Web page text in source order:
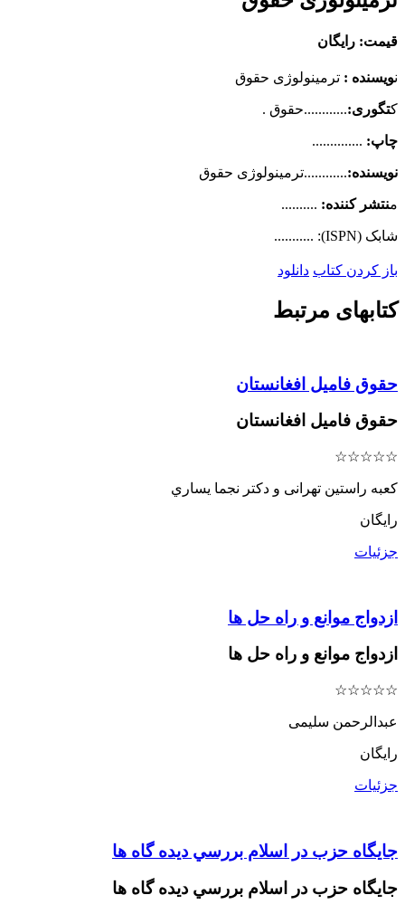
قیمت: رایگان
نویسنده : ترمینولوژی حقوق
کتگوری:............حقوق .
چاپ: ..............
نویسنده:............ترمینولوژی حقوق
منتشر کننده: ..........
شابک (ISPN): ...........
باز کردن کتاب دانلود
کتابهای مرتبط
حقوق فامیل افغانستان
حقوق فامیل افغانستان
☆
☆
☆
☆
☆
کعبه راستین تهرانی و دکتر نجما یساري
رایگان
جزئیات
ازدواج موانع و راه حل ها
ازدواج موانع و راه حل ها
☆
☆
☆
☆
☆
عبدالرحمن سلیمی
رایگان
جزئیات
جايگاه حزب در اسلام بررسي دیده گاه ها
جايگاه حزب در اسلام بررسي دیده گاه ها